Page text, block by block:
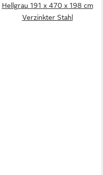
Hellgrau 191 x 470 x 198 cm
Verzinkter Stahl